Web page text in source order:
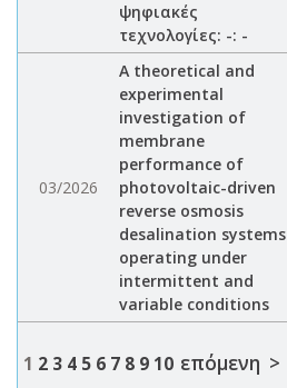
ψηφιακές
τεχνολογίες: -: -
03/2026
A theoretical and
experimental
investigation of
membrane
performance of
photovoltaic-driven
reverse osmosis
desalination systems
operating under
intermittent and
variable conditions
1 2 3 4 5 6 7 8 9 10 επόμενη >